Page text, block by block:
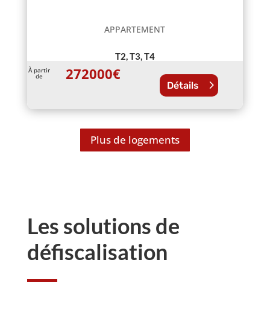
APPARTEMENT
T2, T3, T4
À partir
de 272000€
Détails
Plus de logements
Les solutions de
défiscalisation